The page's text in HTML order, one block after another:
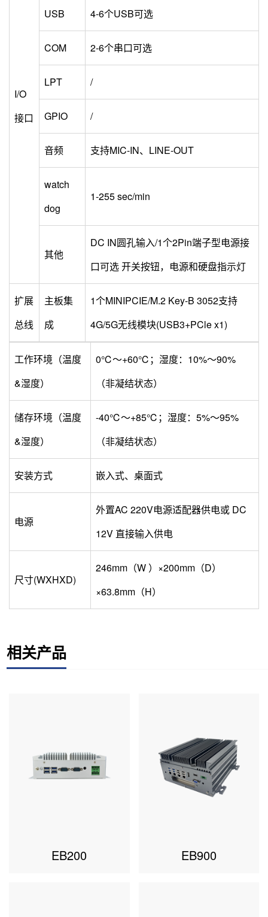
I/O
接口
USB 4-6个USB可选
COM 2-6个串口可选
LPT /
GPIO /
音频 支持MIC-IN、LINE-OUT
watch
dog
1-255 sec/min
其他
DC IN圆孔输入/1个2Pin端子型电源接
口可选 开关按钮，电源和硬盘指示灯
扩展
总线
主板集
成
1个MINIPCIE/M.2 Key-B 3052支持
4G/5G无线模块(USB3+PCle x1)
工作环境（温度
&湿度）
0℃～+60℃；湿度：10%～90%
（非凝结状态）
储存环境（温度
&湿度）
-40℃～+85℃；湿度：5%～95%
（非凝结状态）
安装方式 嵌入式、桌面式
电源
外置AC 220V电源适配器供电或 DC
12V 直接输入供电
尺寸(WXHXD)
246mm（W ）×200mm（D）
×63.8mm（H）
相关产品
EB200 EB900